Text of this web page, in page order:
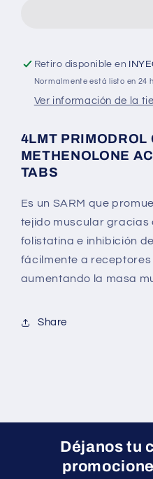
Retiro disponible en
Normalmente está listo en 24
Ver información de la
4LMT PRIMODROL
METHENOLONE
TABS
Es un SARM que
tejido muscular gracias
folistatina e inhibición
fácilmente a
aumentando la masa
Share
Déjanos tu